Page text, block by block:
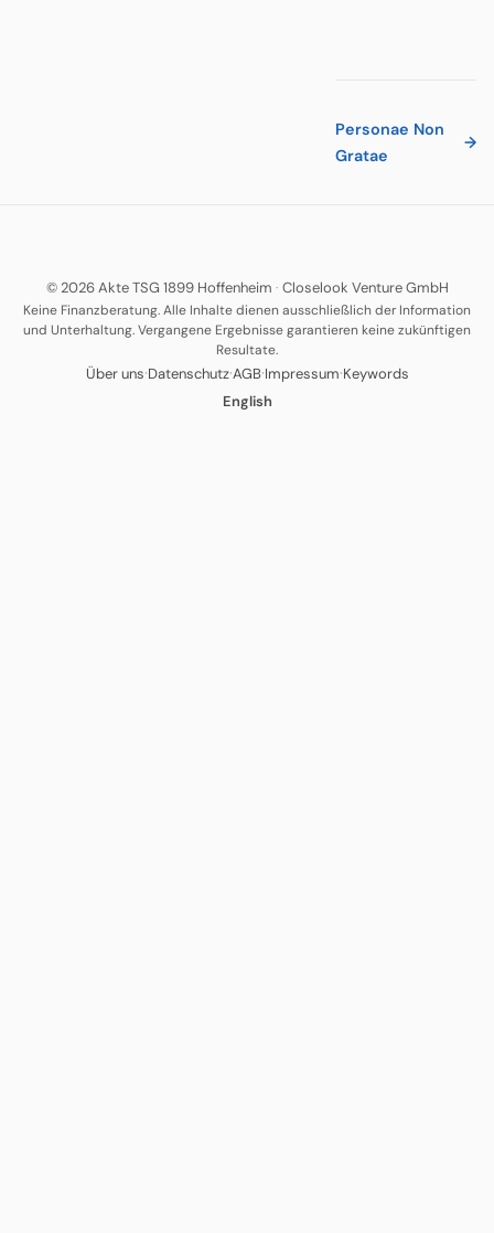
Personae Non
Gratae
→
© 2026 Akte TSG 1899 Hoffenheim · Closelook Venture GmbH
Keine Finanzberatung. Alle Inhalte dienen ausschließlich der Information
und Unterhaltung. Vergangene Ergebnisse garantieren keine zukünftigen
Resultate.
Über uns·Datenschutz·AGB·Impressum·Keywords
English